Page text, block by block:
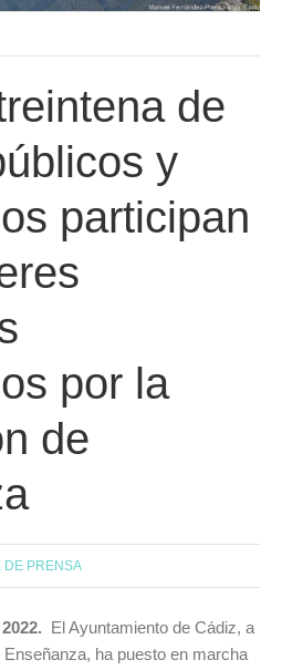
de
y
participan
por la
de
DE PRENSA
El Ayuntamiento de Cádiz, a
ha puesto en marcha